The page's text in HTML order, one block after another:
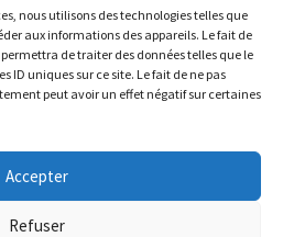
nous utilisons des technologies telles que
aux informations des appareils. Le fait de
de traiter des données telles que le
ID uniques sur ce site. Le fait de ne pas
peut avoir un effet négatif sur certaines
Accepter
Refuser
police
prévention
UE
Union européenne
élections